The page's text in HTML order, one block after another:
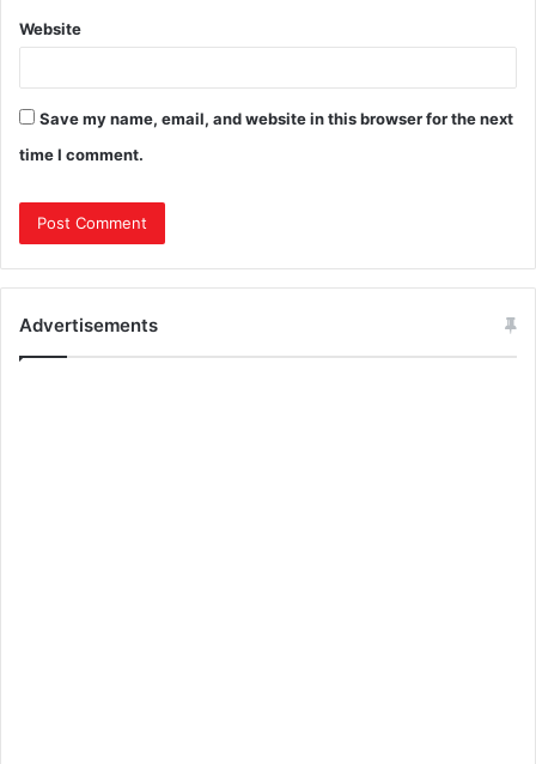
Website
Save my name, email, and website in this browser for the next
time I comment.
Advertisements